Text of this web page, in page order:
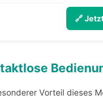
🔗
Vorteil dieses